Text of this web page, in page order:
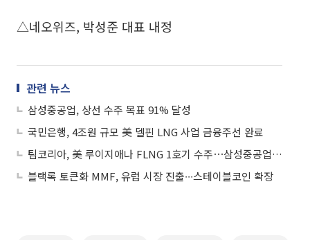
△네오위즈, 박성준 대표 내정
관련 뉴스
삼성중공업, 상선 수주 목표 91% 달성
국민은행, 4조원 규모 美 델핀 LNG 사업 금융주선 완료
팀코리아, 美 루이지애나 FLNG 1호기 수주⋯삼성중공업 4조원 규모 EPC 확보
블랙록 토큰화 MMF, 유럽 시장 진출∙∙∙스테이블코인 확장